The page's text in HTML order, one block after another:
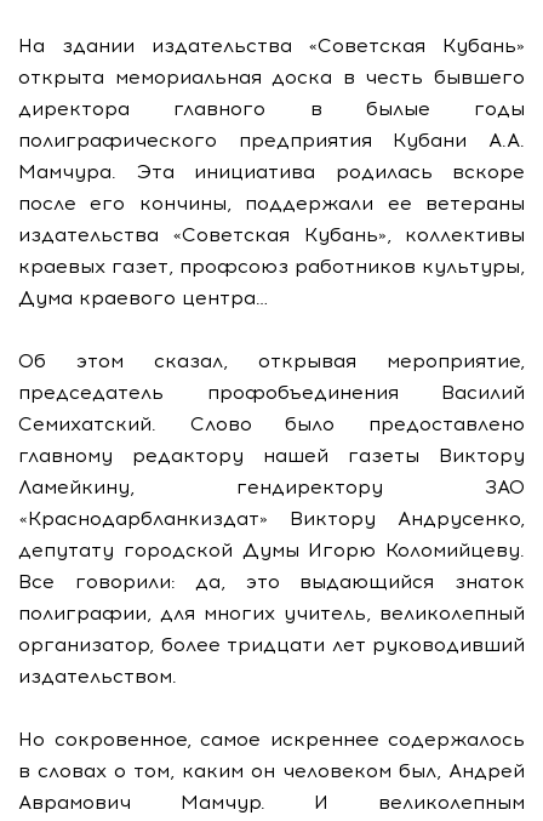
На здании издательства «Советская Кубань»
открыта мемориальная доска в честь бывшего
директора главного в былые годы
полиграфического предприятия Кубани А.А.
Мамчура. Эта инициатива родилась вскоре
после его кончины, поддержали ее ветераны
издательства «Советская Кубань», коллективы
краевых газет, профсоюз работников культуры,
Дума краевого центра…
Об этом сказал, открывая мероприятие,
председатель профобъединения Василий
Семихатский. Слово было предоставлено
главному редактору нашей газеты Виктору
Ламейкину, гендиректору ЗАО
«Краснодарбланкиздат» Виктору Андрусенко,
депутату городской Думы Игорю Коломийцеву.
Все говорили: да, это выдающийся знаток
полиграфии, для многих учитель, великолепный
организатор, более тридцати лет руководивший
издательством.
Но сокровенное, самое искреннее содержалось
в словах о том, каким он человеком был, Андрей
Аврамович Мамчур. И великолепным